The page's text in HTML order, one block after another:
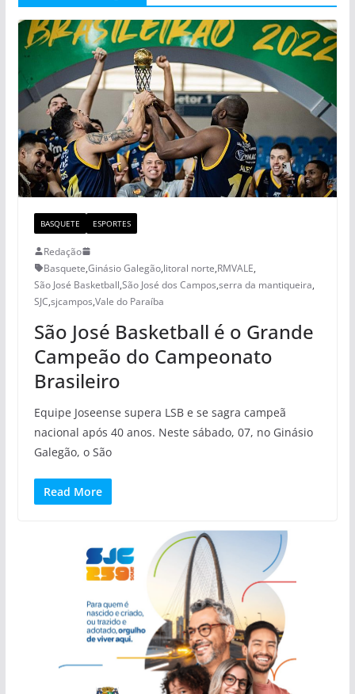
BASQUETE ESPORTES
Redação
Basquete,Ginásio Galegão,litoral norte,RMVALE,
São José Basketball,São José dos Campos,serra da mantiqueira,
SJC,sjcampos,Vale do Paraíba
São José Basketball é o Grande
Campeão do Campeonato
Brasileiro
Equipe Joseense supera LSB e se sagra campeã
nacional após 40 anos. Neste sábado, 07, no Ginásio
Galegão, o São
Read More